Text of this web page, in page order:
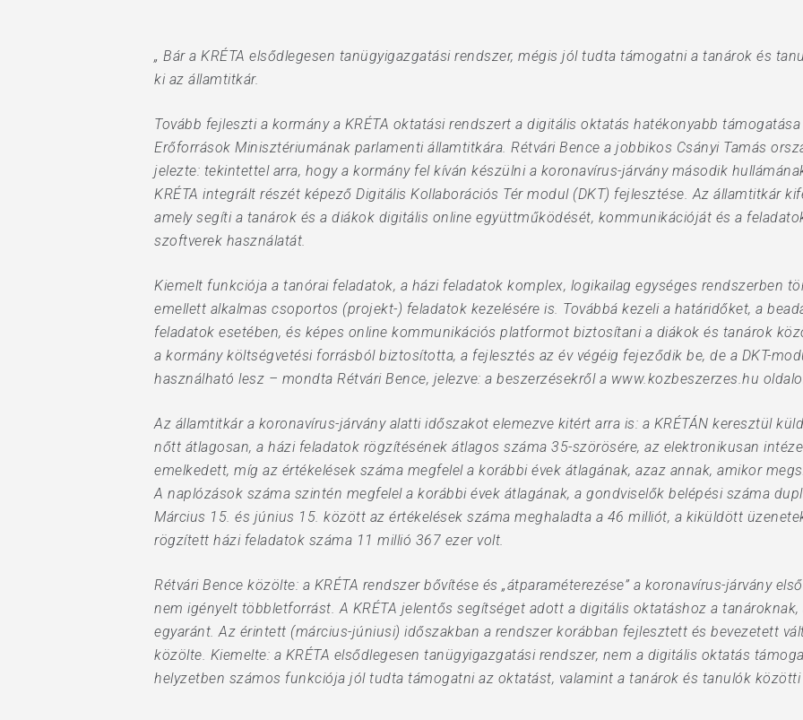
„ Bár a KRÉTA elsődlegesen tanügyigazgatási rendszer, mégis jól tudta támogatni a tanárok és
ki az államtitkár.
Tovább fejleszti a kormány a KRÉTA oktatási rendszert a digitális oktatás hatékonyabb
Erőforrások Minisztériumának parlamenti államtitkára. Rétvári Bence a jobbikos Csányi Tamás
jelezte: tekintettel arra, hogy a kormány fel kíván készülni a koronavírus-járvány második
KRÉTA integrált részét képező Digitális Kollaborációs Tér modul (DKT) fejlesztése. Az államtitkár
amely segíti a tanárok és a diákok digitális online együttműködését, kommunikációját és a
szoftverek használatát.
Kiemelt funkciója a tanórai feladatok, a házi feladatok komplex, logikailag egységes rendszerben
emellett alkalmas csoportos (projekt-) feladatok kezelésére is. Továbbá kezeli a határidőket, a
feladatok esetében, és képes online kommunikációs platformot biztosítani a diákok és tanárok
a kormány költségvetési forrásból biztosította, a fejlesztés az év végéig fejeződik be, de a DKT-
használható lesz – mondta Rétvári Bence, jelezve: a beszerzésekről a www.kozbeszerzes.hu
Az államtitkár a koronavírus-járvány alatti időszakot elemezve kitért arra is: a KRÉTÁN keresztül
nőtt átlagosan, a házi feladatok rögzítésének átlagos száma 35-szörösére, az elektronikusan
emelkedett, míg az értékelések száma megfelel a korábbi évek átlagának, azaz annak, amikor
A naplózások száma szintén megfelel a korábbi évek átlagának, a gondviselők belépési száma
Március 15. és június 15. között az értékelések száma meghaladta a 46 milliót, a kiküldött
rögzített házi feladatok száma 11 millió 367 ezer volt.
Rétvári Bence közölte: a KRÉTA rendszer bővítése és „átparaméterezése” a koronavírus-járvány
nem igényelt többletforrást. A KRÉTA jelentős segítséget adott a digitális oktatáshoz a
egyaránt. Az érintett (március-júniusi) időszakban a rendszer korábban fejlesztett és bevezetett
közölte. Kiemelte: a KRÉTA elsődlegesen tanügyigazgatási rendszer, nem a digitális oktatás
helyzetben számos funkciója jól tudta támogatni az oktatást, valamint a tanárok és tanulók